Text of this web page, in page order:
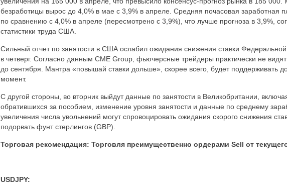
безработицы вырос до 4,0% в мае с 3,9% в апреле. Средняя почасовая заработная
по сравнению с 4,0% в апреле (пересмотрено с 3,9%), что лучше прогноза в 3,9%,
статистики труда США.
Сильный отчет по занятости в США ослабил ожидания снижения ставки
в четверг. Согласно данным CME Group, фьючерсные трейдеры практически не
до сентября. Мантра «повышай ставки дольше», скорее всего, будет поддерживать
момент.
С другой стороны, во вторник выйдут данные по занятости в Великобритании,
обратившихся за пособием, изменение уровня занятости и данные по среднему
увеличения числа увольнений могут спровоцировать ожидания скорого снижения
подорвать фунт стерлингов (GBP).
Торговая рекомендация: Торговля преимущественно ордерами Sell от
USDJPY: